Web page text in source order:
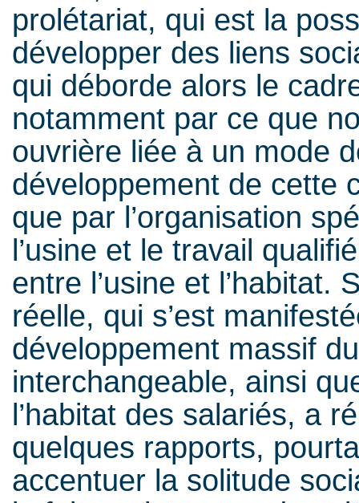
prolétariat, qui est la
développer des liens
qui déborde alors le
notamment par ce que
ouvrière liée à un mode
développement de cette
que par l’organisation
l’usine et le travail
entre l’usine et l’habitat.
réelle, qui s’est
développement massif
interchangeable, ainsi
l’habitat des salariés, a
quelques rapports,
accentuer la solitude